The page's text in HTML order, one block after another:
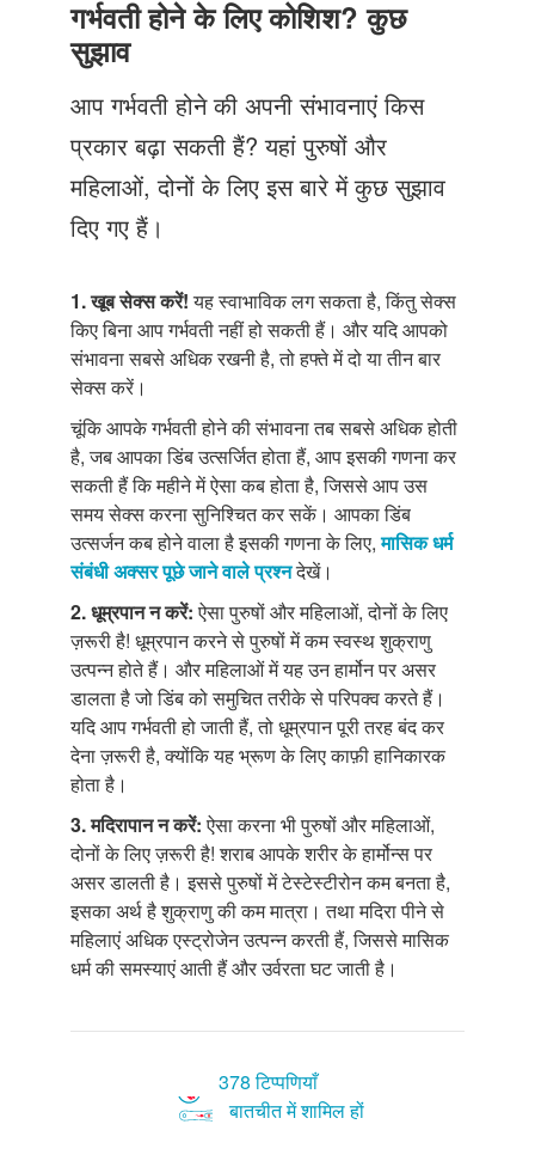
Just Poocho
गर्भवती होने के लिए कोशिश? कुछ
सुझाव
आप गर्भवती होने की अपनी संभावनाएं किस
प्रकार बढ़ा सकती हैं? यहां पुरुषों और
महिलाओं, दोनों के लिए इस बारे में कुछ सुझाव
दिए गए हैं।
1. खूब सेक्स करें!यह स्वाभाविक लग सकता है, किंतु सेक्स
किए बिना आप गर्भवती नहीं हो सकती हैं। और यदि आपको
संभावना सबसे अधिक रखनी है, तो हफ्ते में दो या तीन बार
सेक्स करें।
चूंकि आपके गर्भवती होने की संभावना तब सबसे अधिक होती
है, जब आपका डिंब उत्सर्जित होता हैं, आप इसकी गणना कर
सकती हैं कि महीने में ऐसा कब होता है, जिससे आप उस
समय सेक्स करना सुनिश्चित कर सकें। आपका डिंब
उत्सर्जन कब होने वाला है इसकी गणना के लिए,मासिक धर्म
संबंधी अक्सर पूछे जाने वाले प्रश्नदेखें।
2. धूम्रपान न करें:ऐसा पुरुषों और महिलाओं, दोनों के लिए
ज़रूरी है! धूम्रपान करने से पुरुषों में कम स्वस्थ शुक्राणु
उत्पन्न होते हैं। और महिलाओं में यह उन हार्मोन पर असर
डालता है जो डिंब को समुचित तरीके से परिपक्व करते हैं।
यदि आप गर्भवती हो जाती हैं, तो धूम्रपान पूरी तरह बंद कर
देना ज़रूरी है, क्योंकि यह भ्रूण के लिए काफ़ी हानिकारक
होता है।
3. मदिरापान न करें:ऐसा करना भी पुरुषों और महिलाओं,
दोनों के लिए ज़रूरी है! शराब आपके शरीर के हार्मोन्स पर
असर डालती है। इससे पुरुषों में टेस्टेस्टीरोन कम बनता है,
इसका अर्थ है शुक्राणु की कम मात्रा। तथा मदिरा पीने से
महिलाएं अधिक एस्ट्रोजेन उत्पन्न करती हैं, जिससे मासिक
धर्म की समस्याएं आती हैं और उर्वरता घट जाती है।
378 टिप्पणियाँ
बातचीत में शामिल हों